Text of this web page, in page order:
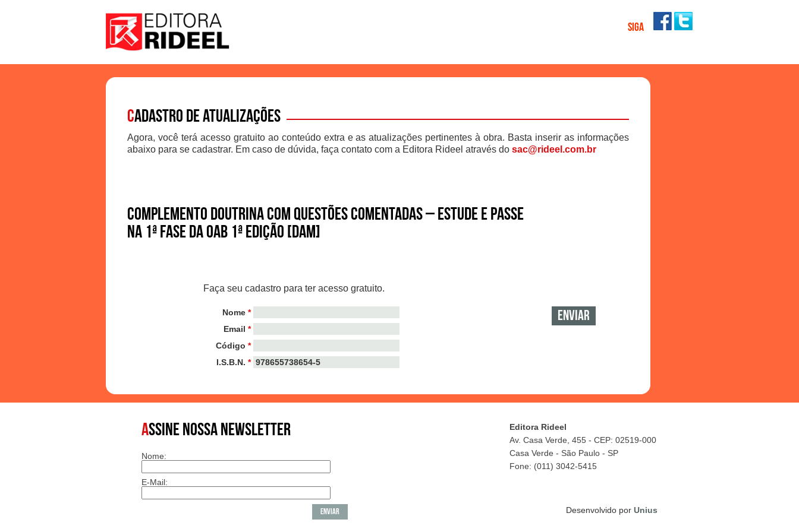
SIGA
Cadastro de atualizações
Agora, você terá acesso gratuito ao conteúdo extra e as atualizações pertinentes à obra. Basta inserir as informações
abaixo para se cadastrar. Em caso de dúvida, faça contato com a Editora Rideel através do sac@rideel.com.br
Complemento Doutrina com Questões Comentadas – Estude e Passe
na 1ª Fase da OAB 1ª edição [DAM]
Faça seu cadastro para ter acesso gratuito.
Nome *
Email *
Código *
I.S.B.N. *
ASSINE NOSSA NEWSLETTER
Nome:
E-Mail:
Editora Rideel
Av. Casa Verde, 455 - CEP: 02519-000
Casa Verde - São Paulo - SP
Fone: (011) 3042-5415
Desenvolvido por Unius